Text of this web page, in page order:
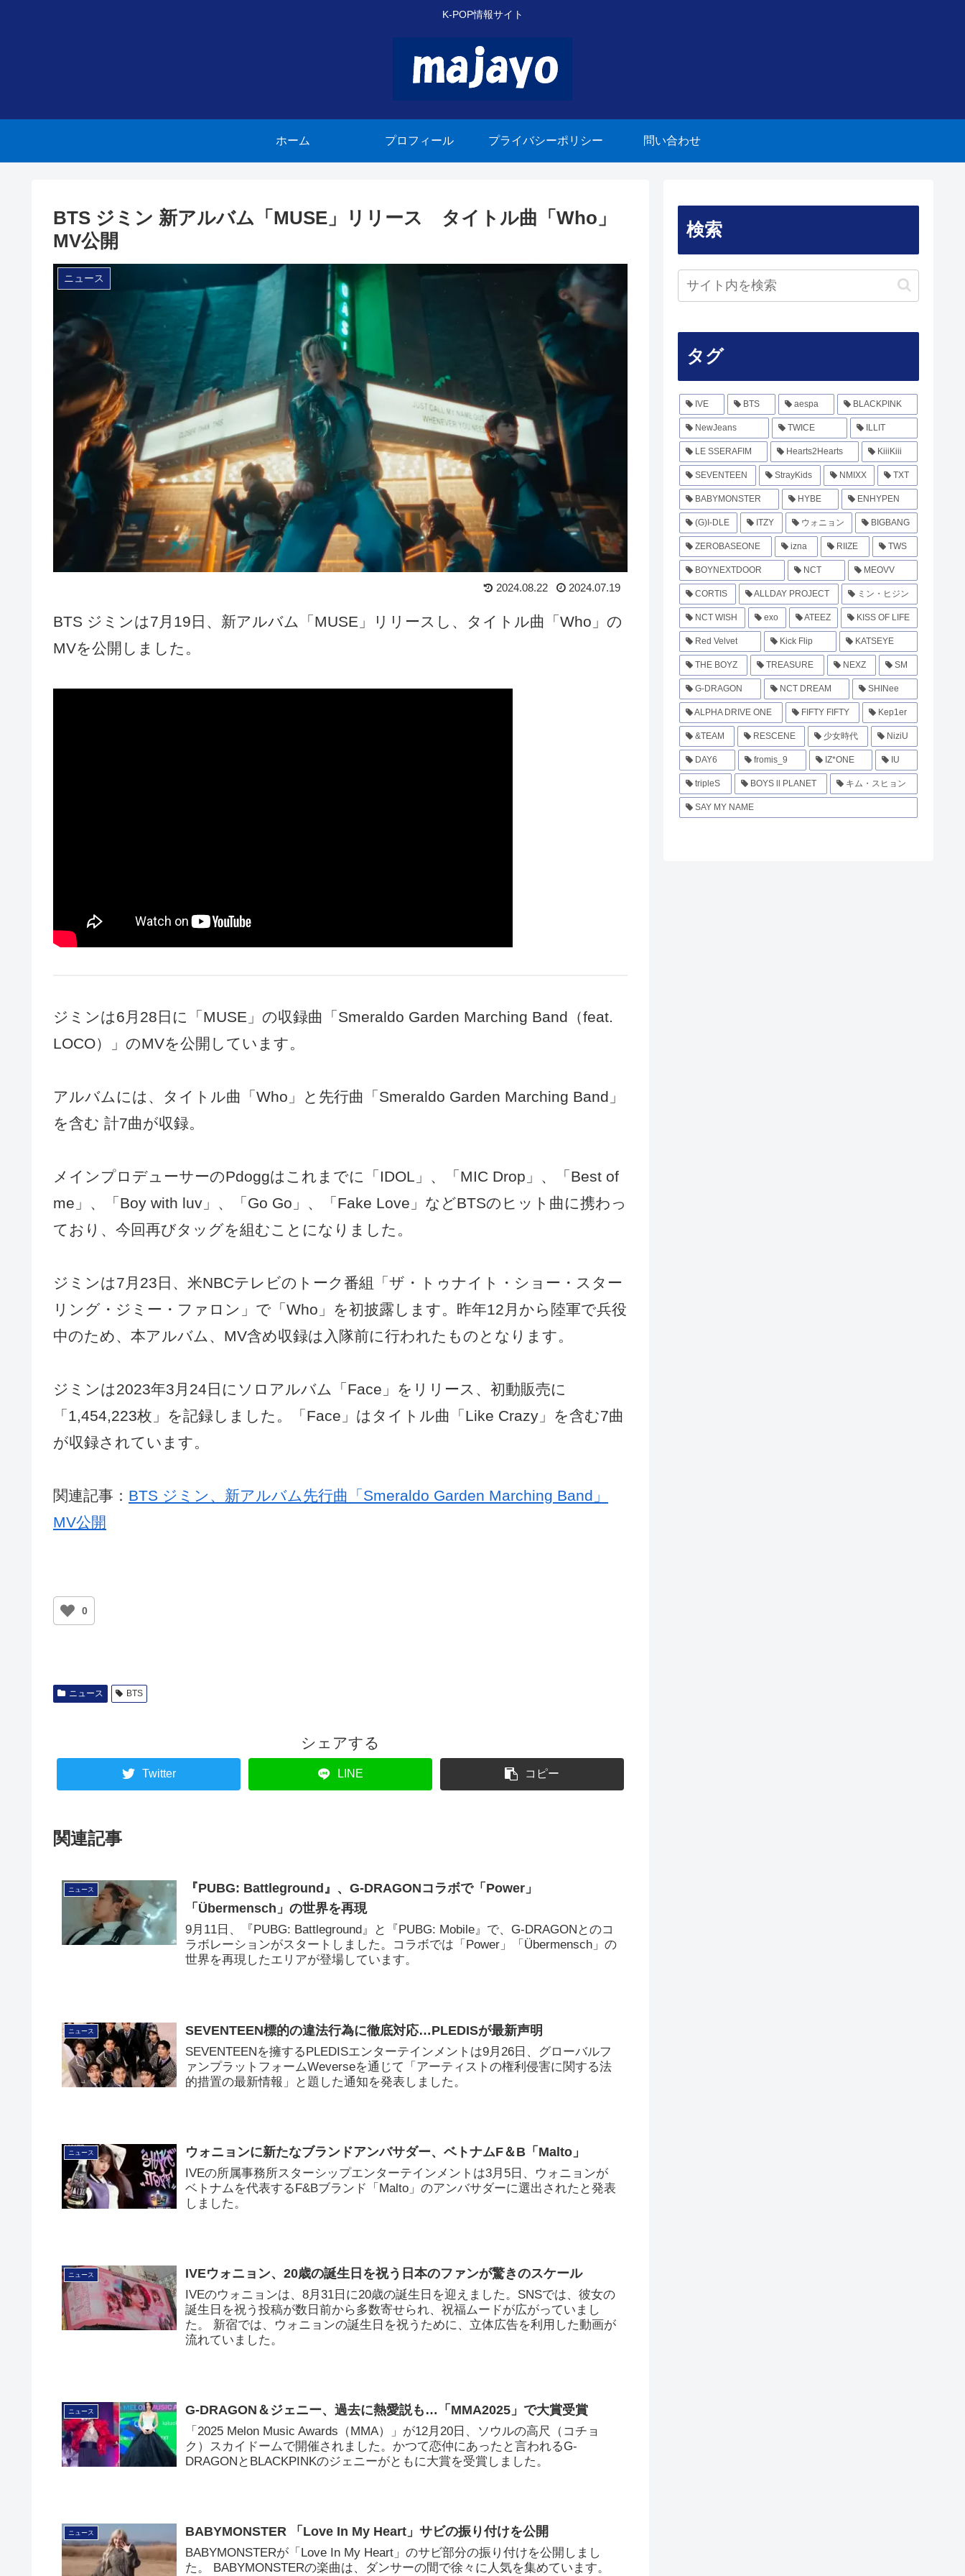
K-POP情報サイト
ホーム プロフィール プライバシーポリシー 問い合わせ
BTS ジミン 新アルバム「MUSE」リリース タイトル曲「Who」
MV公開
ニュース
2024.08.22 2024.07.19
BTS ジミンは7月19日、新アルバム「MUSE」リリースし、タイトル曲「Who」の
MVを公開しました。
ジミンは6月28日に「MUSE」の収録曲「Smeraldo Garden Marching Band（feat.
LOCO）」のMVを公開しています。
アルバムには、タイトル曲「Who」と先行曲「Smeraldo Garden Marching Band」
を含む 計7曲が収録。
メインプロデューサーのPdoggはこれまでに「IDOL」、「MIC Drop」、「Best of
me」、「Boy with luv」、「Go Go」、「Fake Love」などBTSのヒット曲に携わっ
ており、今回再びタッグを組むことになりました。
ジミンは7月23日、米NBCテレビのトーク番組「ザ・トゥナイト・ショー・スター
リング・ジミー・ファロン」で「Who」を初披露します。昨年12月から陸軍で兵役
中のため、本アルバム、MV含め収録は入隊前に行われたものとなります。
ジミンは2023年3月24日にソロアルバム「Face」をリリース、初動販売に
「1,454,223枚」を記録しました。「Face」はタイトル曲「Like Crazy」を含む7曲
が収録されています。
関連記事： BTS ジミン、新アルバム先行曲「Smeraldo Garden Marching Band」
MV公開
0
ニュース BTS
シェアする
Twitter LINE コピー
関連記事
ニュース
『PUBG: Battleground』、G-DRAGONコラボで「Power」
「Übermensch」の世界を再現
9月11日、『PUBG: Battleground』と『PUBG: Mobile』で、G-DRAGONとのコ
ラボレーションがスタートしました。コラボでは「Power」「Übermensch」の
世界を再現したエリアが登場しています。
ニュース SEVENTEEN標的の違法行為に徹底対応…PLEDISが最新声明
SEVENTEENを擁するPLEDISエンターテインメントは9月26日、グローバルフ
ァンプラットフォームWeverseを通じて「アーティストの権利侵害に関する法
的措置の最新情報」と題した通知を発表しました。
ニュース ウォニョンに新たなブランドアンバサダー、ベトナムF＆B「Malto」
IVEの所属事務所スターシップエンターテインメントは3月5日、ウォニョンが
ベトナムを代表するF&Bブランド「Malto」のアンバサダーに選出されたと発表
しました。
ニュース IVEウォニョン、20歳の誕生日を祝う日本のファンが驚きのスケール
IVEのウォニョンは、8月31日に20歳の誕生日を迎えました。SNSでは、彼女の
誕生日を祝う投稿が数日前から多数寄せられ、祝福ムードが広がっていまし
た。 新宿では、ウォニョンの誕生日を祝うために、立体広告を利用した動画が
流れていました。
ニュース G-DRAGON＆ジェニー、過去に熱愛説も…「MMA2025」で大賞受賞
「2025 Melon Music Awards（MMA）」が12月20日、ソウルの高尺（コチョ
ク）スカイドームで開催されました。かつて恋仲にあったと言われるG-
DRAGONとBLACKPINKのジェニーがともに大賞を受賞しました。
ニュース BABYMONSTER 「Love In My Heart」サビの振り付けを公開
BABYMONSTERが「Love In My Heart」のサビ部分の振り付けを公開しまし
た。 BABYMONSTERの楽曲は、ダンサーの間で徐々に人気を集めています。
検索
タグ
IVE BTS aespa BLACKPINK
NewJeans TWICE ILLIT
LE SSERAFIM Hearts2Hearts KiiiKiii
SEVENTEEN StrayKids NMIXX TXT
BABYMONSTER HYBE ENHYPEN
(G)I-DLE ITZY ウォニョン BIGBANG
ZEROBASEONE izna RIIZE TWS
BOYNEXTDOOR NCT MEOVV
CORTIS ALLDAY PROJECT ミン・ヒジン
NCT WISH exo ATEEZ KISS OF LIFE
Red Velvet Kick Flip KATSEYE
THE BOYZ TREASURE NEXZ SM
G-DRAGON NCT DREAM SHINee
ALPHA DRIVE ONE FIFTY FIFTY Kep1er
&TEAM RESCENE 少女時代 NiziU
DAY6 fromis_9 IZ*ONE IU
tripleS BOYS ll PLANET キム・スヒョン
SAY MY NAME